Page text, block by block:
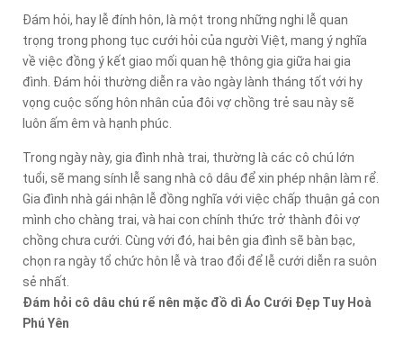
Đám hỏi, hay lễ đính hôn, là một trong những nghi lễ quan
trọng trong phong tục cưới hỏi của người Việt, mang ý nghĩa
về việc đồng ý kết giao mối quan hệ thông gia giữa hai gia
đình. Đám hỏi thường diễn ra vào ngày lành tháng tốt với hy
vọng cuộc sống hôn nhân của đôi vợ chồng trẻ sau này sẽ
luôn ấm êm và hạnh phúc.
Trong ngày này, gia đình nhà trai, thường là các cô chú lớn
tuổi, sẽ mang sính lễ sang nhà cô dâu để xin phép nhận làm rể.
Gia đình nhà gái nhận lễ đồng nghĩa với việc chấp thuận gả con
mình cho chàng trai, và hai con chính thức trở thành đôi vợ
chồng chưa cưới. Cùng với đó, hai bên gia đình sẽ bàn bạc,
chọn ra ngày tổ chức hôn lễ và trao đổi để lễ cưới diễn ra suôn
sẻ nhất.
Đám hỏi cô dâu chú rể nên mặc đồ dì Áo Cưới Đẹp Tuy Hoà
Phú Yên